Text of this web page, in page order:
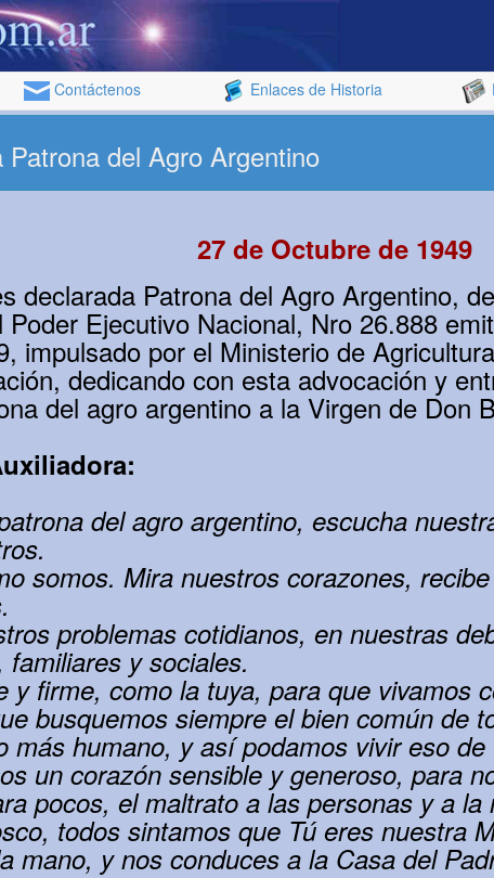
Contáctenos Enlaces de Historia
del Agro Argentino
27 de Octubre de 1949
declarada Patrona del Agro Argentino,
Ejecutivo Nacional, Nro 26.888
impulsado por el Ministerio de
dedicando con esta advocación y
del agro argentino a la Virgen de Don
del agro argentino, escucha
somos. Mira nuestros corazones,
problemas cotidianos, en nuestras
y sociales.
y firme, como la tuya, para que vivamos
busquemos siempre el bien común de
más humano, y así podamos vivir eso de
un corazón sensible y generoso, para
pocos, el maltrato a las personas y a la
todos sintamos que Tú eres nuestra
mano, y nos conduces a la Casa del